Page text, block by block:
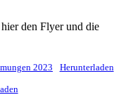
den Flyer und die
2023 Herunterladen